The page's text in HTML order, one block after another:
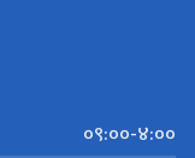
०९:००-४:००